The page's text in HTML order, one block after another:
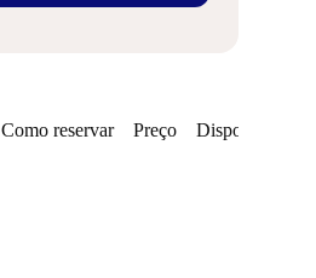
Como reservar Preço Disponibilidades